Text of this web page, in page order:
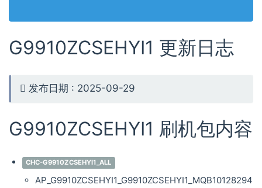
G9910ZCSEHYI1 更新日志
发布日期 : 2025-09-29
G9910ZCSEHYI1 刷机包内容
CHC-G9910ZCSEHYI1_ALL
AP_G9910ZCSEHYI1_G9910ZCSEHYI1_MQB10128294